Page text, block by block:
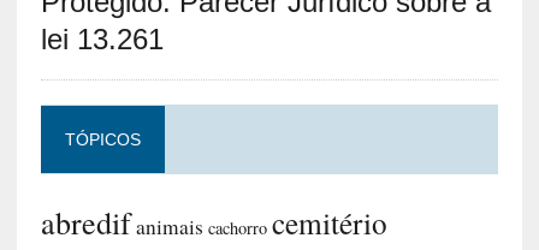
lei 13.261
TÓPICOS
abredifanimais cachorro cemitério